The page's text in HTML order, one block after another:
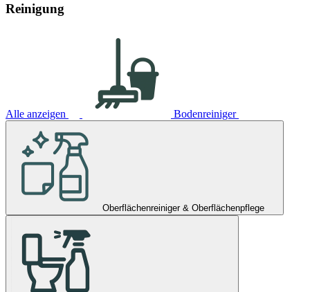
Reinigung
Alle anzeigen Bodenreiniger
Oberflächenreiniger & Oberflächenpflege